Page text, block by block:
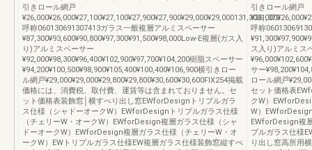
引きロール網戸
¥26,000¥26,000¥27,100¥27,100¥27,900¥27,900¥29,000¥29,000131,3001,370
呼称060130691307413ガラス一般複層アルミスペーサー
¥87,300¥93,600¥90,800¥97,300¥91,500¥98,000Low-E複層(ガス入
り)アルミスペーサー
¥92,000¥98,300¥96,400¥102,900¥97,700¥104,200樹脂スペーサー
¥94,200¥100,500¥98,900¥105,400¥100,400¥106,900横引きロー
ル網戸¥29,000¥29,000¥29,800¥29,800¥30,600¥30,600FIX254掲載
価格には、消費税、取付費、運賃等は含まれておりません。セ
ット価格表装飾窓│横すべり出し窓EWforDesignトリプルガラ
ス仕様（シャドーオークW）EWforDesignトリプルガラス仕様
（チェリーW・オークW）EWforDesign複層ガラス仕様（シャ
ドーオークW）EWforDesign複層ガラス仕様（チェリーW・オ
ークW）EWトリプルガラス仕様EW複層ガラス仕様装飾窓縦すべ
引きロール網戸
呼称
ス入り)アルミス
サー
ロール網戸
セット価格表
クW）
W）
EWforDesign複
プルガラス仕様
り出し窓高所用